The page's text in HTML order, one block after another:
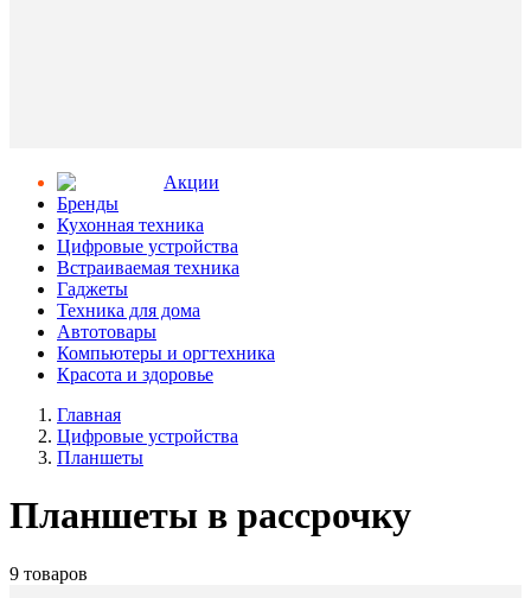
Aкции
Бренды
Кухонная техника
Цифровые устройства
Встраиваемая техника
Гаджеты
Техника для дома
Автотовары
Компьютеры и оргтехника
Красота и здоровье
Главная
Цифровые устройства
Планшеты
Планшеты в рассрочку
9 товаров